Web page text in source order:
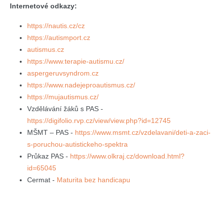
Internetové odkazy:
https://nautis.cz/cz
https://autismport.cz
autismus.cz
https://www.terapie-autismu.cz/
aspergeruvsyndrom.cz
https://www.nadejeproautismus.cz/
https://mujautismus.cz/
Vzdělávání žáků s PAS -
https://digifolio.rvp.cz/view/view.php?id=12745
MŠMT – PAS - https://www.msmt.cz/vzdelavani/deti-a-zaci-
s-poruchou-autistickeho-spektra
Průkaz PAS - https://www.olkraj.cz/download.html?
id=65045
Cermat - Maturita bez handicapu